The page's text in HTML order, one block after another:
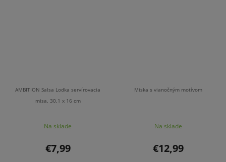
AMBITION Salsa Lodka servírovacia
misa, 30,1 x 16 cm
Na sklade
€7,99
Miska s vianočným motívom
Na sklade
€12,99